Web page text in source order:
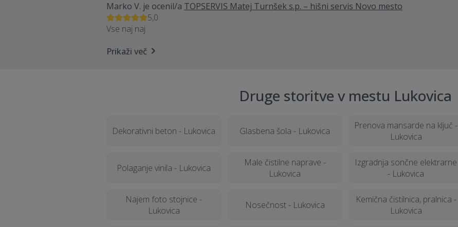
Marko V. je ocenil/a TOPSERVIS Matej Turnšek s.p. – hišni servis Novo mesto
5,0
Vse naj naj
Prikaži več
Druge storitve v mestu Lukovica
Dekorativni beton - Lukovica Glasbena šola - Lukovica
Prenova mansarde na ključ -
Lukovica
Polaganje vinila - Lukovica
Male čistilne naprave -
Lukovica
Izgradnja sončne elektrarne
- Lukovica
Najem foto stojnice -
Lukovica
Nosečnost - Lukovica
Kemična čistilnica, pralnica -
Lukovica